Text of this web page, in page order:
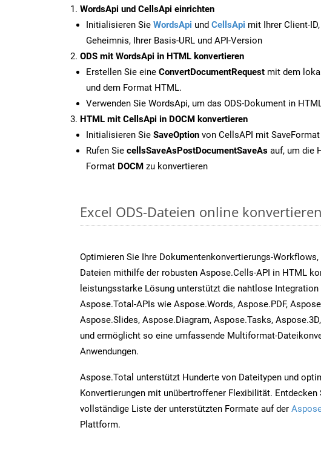
WordsApi und CellsApi einrichten
Initialisieren Sie WordsApi und CellsApi mit Ihrer Client-
Geheimnis, Ihrer Basis-URL und API-Version
ODS mit WordsApi in HTML konvertieren
Erstellen Sie eine ConvertDocumentRequest mit dem
und dem Format HTML.
Verwenden Sie WordsApi, um das ODS-Dokument in
HTML mit CellsApi in DOCM konvertieren
Initialisieren Sie SaveOption von CellsAPI mit
Rufen Sie cellsSaveAsPostDocumentSaveAs auf, um die
Format DOCM zu konvertieren
Excel ODS-Dateien online
Optimieren Sie Ihre Dokumentenkonvertierungs-Workflows,
Dateien mithilfe der robusten Aspose.Cells-API in HTML
leistungsstarke Lösung unterstützt die nahtlose Integration
Aspose.Total-APIs wie Aspose.Words, Aspose.PDF,
Aspose.Slides, Aspose.Diagram, Aspose.Tasks,
und ermöglicht so eine umfassende Multiformat-
Anwendungen.
Aspose.Total unterstützt Hunderte von Dateitypen und
Konvertierungen mit unübertroffener Flexibilität. Entdecken
vollständige Liste der unterstützten Formate auf der
Plattform.